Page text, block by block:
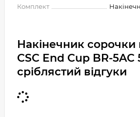
Комплект
Накінечник сорочки
CSC End Cup BR-5AC
сріблястий відгуки